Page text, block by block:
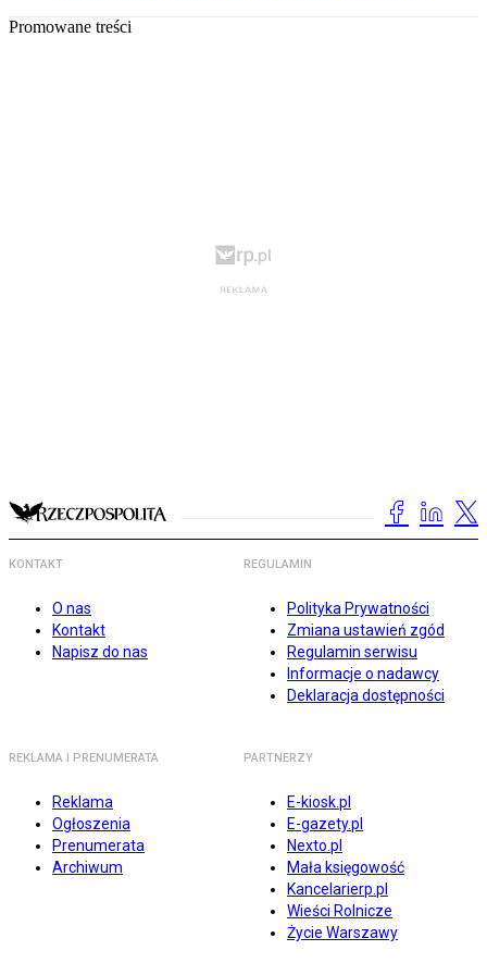
Promowane treści
KONTAKT
O nas
Kontakt
Napisz do nas
REGULAMIN
Polityka Prywatności
Zmiana ustawień zgód
Regulamin serwisu
Informacje o nadawcy
Deklaracja dostępności
REKLAMA I PRENUMERATA
Reklama
Ogłoszenia
Prenumerata
Archiwum
PARTNERZY
E-kiosk.pl
E-gazety.pl
Nexto.pl
Mała księgowość
Kancelarierp.pl
Wieści Rolnicze
Życie Warszawy